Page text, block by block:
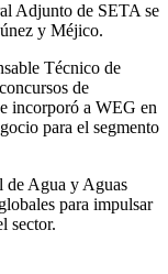
Adjunto de SETA se
y Méjico.
Técnico de
de
incorporó a WEG en
para el segmento
de Agua y Aguas
para impulsar
sector.